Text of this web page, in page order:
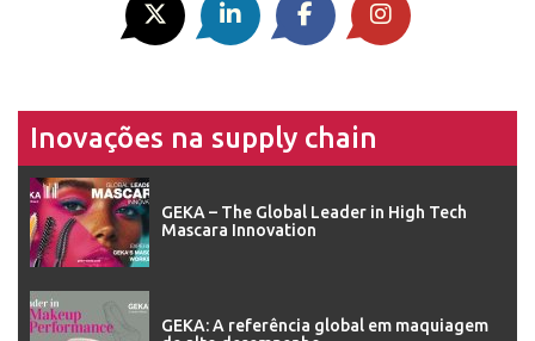
Inovações na supply chain
GEKA – The Global Leader in High Tech
Mascara Innovation
GEKA: A referência global em maquiagem